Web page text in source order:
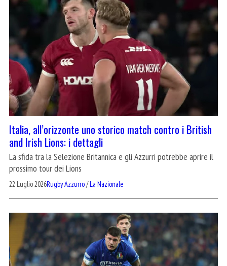
Italia, all’orizzonte uno storico match contro i British
and Irish Lions: i dettagli
La sfida tra la Selezione Britannica e gli Azzurri potrebbe aprire il
prossimo tour dei Lions
22 Luglio 2026Rugby Azzurro/La Nazionale